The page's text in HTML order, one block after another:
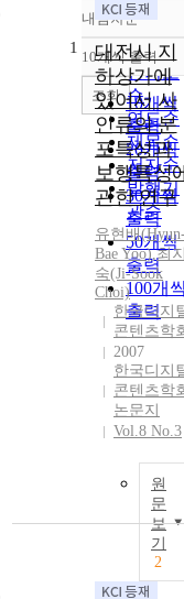
정확도
순
인기도
순
연도순
제목순
저자순
발행기
관순
내림차순
내림차
10개씩 출력
10개씩
출력
20개씩
출력
30개씩
출력
50개씩
출력
100개
출력
조회
1
대전시 지
하상가에
있어서 사
인류의 분
포특성과
보행특성
관한 연구
유현배(
Bae Yoo),최
숙(Ji-Sook
Choi)
한국디지
콘텐츠학
2007
한국디지
콘텐츠학
논문지
Vol.8 No.3
원
문
보
기
2